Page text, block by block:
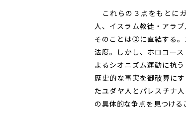
これらの３点をもとに
人、イスラム教徒・アラ
そのことは②に直結する
法度。しかし、ホロコー
よるシオニズム運動に抗
歴史的な事実を御破算に
たユダヤ人とパレスチナ
の具体的な争点を見つける